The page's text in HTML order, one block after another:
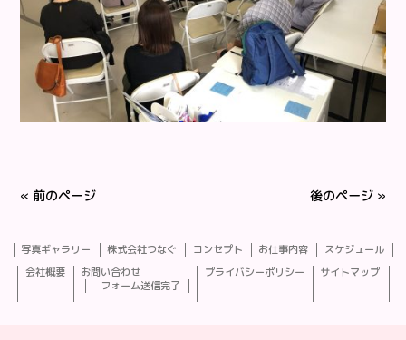
« 前のページ 後のページ »
写真ギャラリー 株式会社つなぐ コンセプト お仕事内容
スケジュール
会社概要
お問い合わせ
フォーム送信完了
プライバシーポリシー サイトマップ